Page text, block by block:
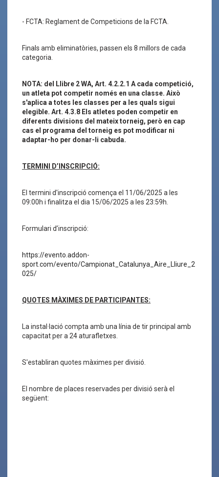
- FCTA: Reglament de Competicions de la FCTA.
Finals amb eliminatòries, passen els 8 millors de cada
categoria.
NOTA: del Llibre 2 WA, Art. 4.2.2.1 A cada competició,
un atleta pot competir només en una classe. Això
s'aplica a totes les classes per a les quals sigui
elegible. Art. 4.3.8 Els atletes poden competir en
diferents divisions del mateix torneig, però en cap
cas el programa del torneig es pot modificar ni
adaptar-ho per donar-li cabuda.
TERMINI D’INSCRIPCIÓ:
El termini d'inscripció comença el 11/06/2025 a les
09:00h i finalitza el dia 15/06/2025 a les 23:59h.
Formulari d’inscripció:
https://evento.addon-
sport.com/evento/Campionat_Catalunya_Aire_Lliure_2
025/
QUOTES MÀXIMES DE PARTICIPANTES:
La instal·lació compta amb una línia de tir principal amb
capacitat per a 24 aturafletxes.
S'establiran quotes màximes per divisió.
El nombre de places reservades per divisió serà el
següent: